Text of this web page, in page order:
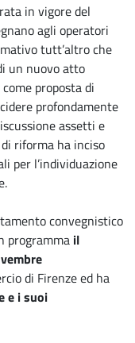
in vigore del
agli operatori
tutt’altro che
un nuovo atto
proposta di
profondamente
assetti e
riforma ha inciso
per l’individuazione
convegnistico
programma il
di Firenze ed ha
e i suoi